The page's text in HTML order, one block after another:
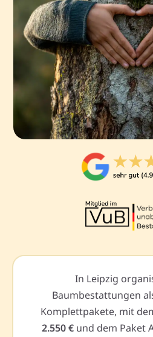
In Leipzig
Baumbestattungen
Komplettpakete, mit
2.550 € und dem Paket